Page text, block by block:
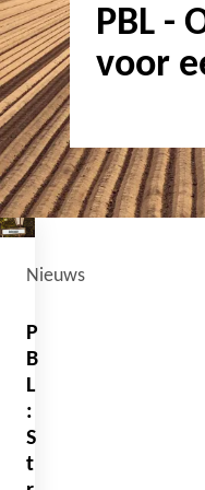
PBL -
voor
P
B
L
:
S
t
Nieuws